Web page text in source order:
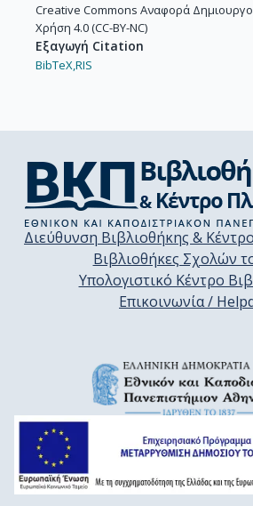
Creative Commons Αναφορά
Χρήση 4.0 (CC-BY-NC)
Εξαγωγή Citation
BibTeX,RIS
Διεύθυνση Βιβλιοθήκης &
Βιβλιοθήκες Σχολών
Υπολογιστικό Κέντρο
Επικοινωνία /